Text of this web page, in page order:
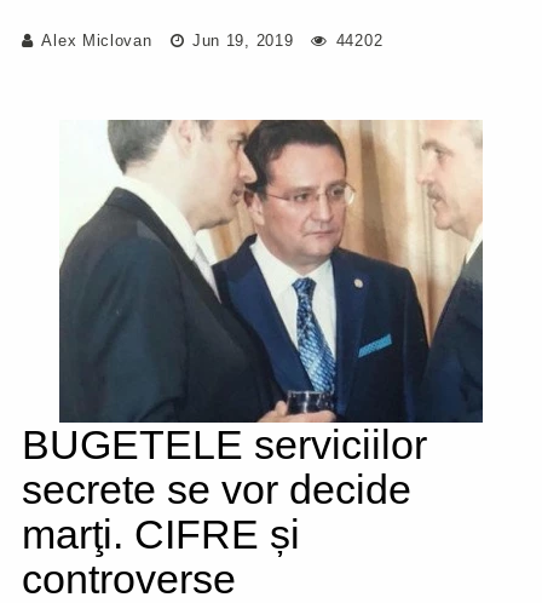
Alex Miclovan Jun 19, 2019 44202
BUGETELE serviciilor
secrete se vor decide
marţi. CIFRE și
controverse